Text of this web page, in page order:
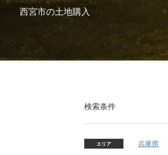
西宮市の土地購入
検索条件
エリア 兵庫県